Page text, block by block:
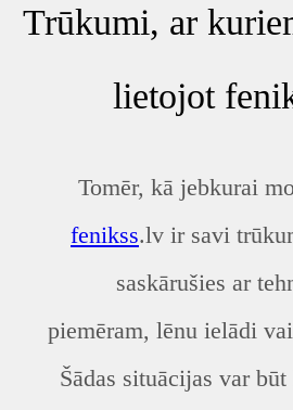
Trūkumi, ar
lietojot
Tomēr, kā jebkurai
fenikss.lv ir savi
saskārušies ar
piemēram, lēnu ielādi
Šādas situācijas var